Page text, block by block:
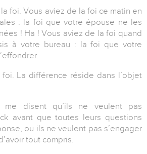
foi. Vous aviez de la foi ce matin en
: la foi que votre épouse ne les
! Ha ! Vous aviez de la foi quand
à votre bureau : la foi que votre
La différence réside dans l’objet
me disent qu’ils ne veulent pas
avant que toutes leurs questions
ou ils ne veulent pas s’engager
tout compris.